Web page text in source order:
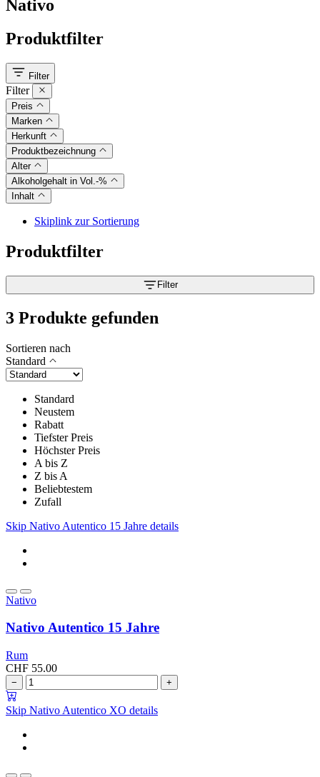
Nativo
Produktfilter
Filter
Filter
Preis
Marken
Herkunft
Produktbezeichnung
Alter
Alkoholgehalt in Vol.-%
Inhalt
Skiplink zur Sortierung
Produktfilter
Filter
3 Produkte gefunden
Sortieren nach
Standard
Standard
Neustem
Rabatt
Tiefster Preis
Höchster Preis
A bis Z
Z bis A
Beliebtestem
Zufall
Skip Nativo Autentico 15 Jahre details
Nativo
Nativo Autentico 15 Jahre
Rum
CHF 55.00
− +
Skip Nativo Autentico XO details